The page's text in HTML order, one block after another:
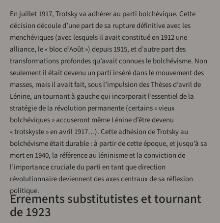
En juillet 1917, Trotsky va adhérer au parti bolchévique. Cette
décision découle d’une part de sa rupture définitive avec les
menchéviques (avec lesquels il avait constitué en 1912 une
alliance, le « bloc d’Août ») depuis 1915, et d’autre part des
transformations profondes qu’avait connues le bolchévisme. Non
seulement il était devenu un parti inséré dans le mouvement des
masses, mais il avait fait, sous l’impulsion des Thèses d’avril de
Lénine, un tournant à gauche qui incorporait l’essentiel de la
stratégie de la révolution permanente (certains « vieux
bolchéviques » accuseront même Lénine d’être devenu
« trotskyste » en avril 1917…). Cette adhésion de Trotsky au
bolchévisme était durable : à partir de cette époque, et jusqu’à sa
mort en 1940, la référence au léninisme et la conviction de
l’importance cruciale du parti en tant que direction
révolutionnaire deviennent des axes centraux de sa réflexion
politique.
Errements substitutistes et tournant
de 1923